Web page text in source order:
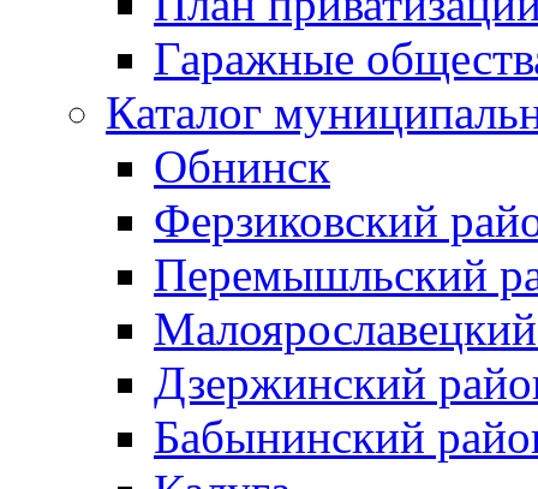
Гаражные
Каталог
Обнинск
Ферзиковский
Перемышльский
Дзержинский
Бабынинский